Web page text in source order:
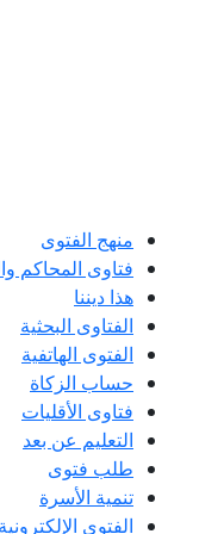
منهج الفتوى
فتاوى المحاكم
هذا ديننا
الفتاوى البحثية
الفتوى الهاتفية
حساب الزكاة
فتاوى الأقليات
التعليم عن بعد
طلب فتوى
تنمية الأسرة
الفتوى الإلكترونية